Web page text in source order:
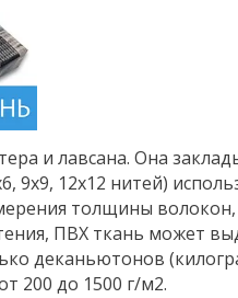
и лавсана. Она
9х9, 12х12 нитей)
толщины
ПВХ ткань может
деканьютонов
200 до 1500 г/м2.